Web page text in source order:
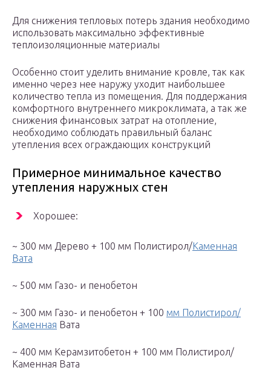
Для снижения тепловых потерь здания необходимо
использовать максимально эффективные
теплоизоляционные материалы
Особенно стоит уделить внимание кровле, так как
именно через нее наружу уходит наибольшее
количество тепла из помещения. Для поддержания
комфортного внутреннего микроклимата, а так же
снижения финансовых затрат на отопление,
необходимо соблюдать правильный баланс
утепления всех ограждающих конструкций
Примерное минимальное качество
утепления наружных стен
Хорошее:
~ 300 мм Дерево + 100 мм Полистирол/Каменная
Вата
~ 500 мм Газо- и пенобетон
~ 300 мм Газо- и пенобетон + 100 мм Полистирол/
Каменная Вата
~ 400 мм Керамзитобетон + 100 мм Полистирол/
Каменная Вата